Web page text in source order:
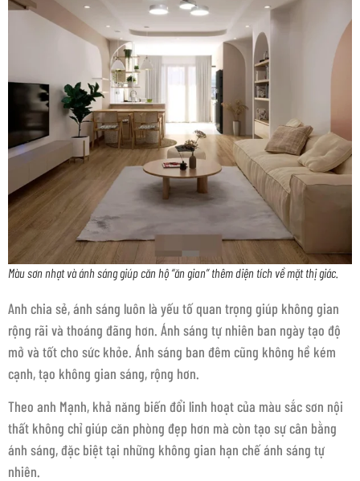
Màu sơn nhạt và ánh sáng giúp căn hộ “ăn gian” thêm diện tích về mặt thị giác.
Anh chia sẻ, ánh sáng luôn là yếu tố quan trọng giúp không gian
rộng rãi và thoáng đãng hơn. Ánh sáng tự nhiên ban ngày tạo độ
mở và tốt cho sức khỏe. Ánh sáng ban đêm cũng không hề kém
cạnh, tạo không gian sáng, rộng hơn.
Theo anh Mạnh, khả năng biến đổi linh hoạt của màu sắc sơn nội
thất không chỉ giúp căn phòng đẹp hơn mà còn tạo sự cân bằng
ánh sáng, đặc biệt tại những không gian hạn chế ánh sáng tự
nhiên.